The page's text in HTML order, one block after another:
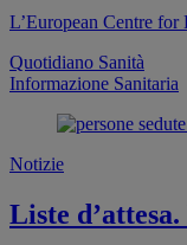
L’European Centre
Quotidiano Sanità
Informazione Sanitaria
Notizie
Liste